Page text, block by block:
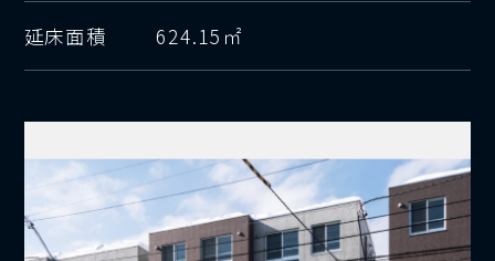
延床面積 624.15㎡